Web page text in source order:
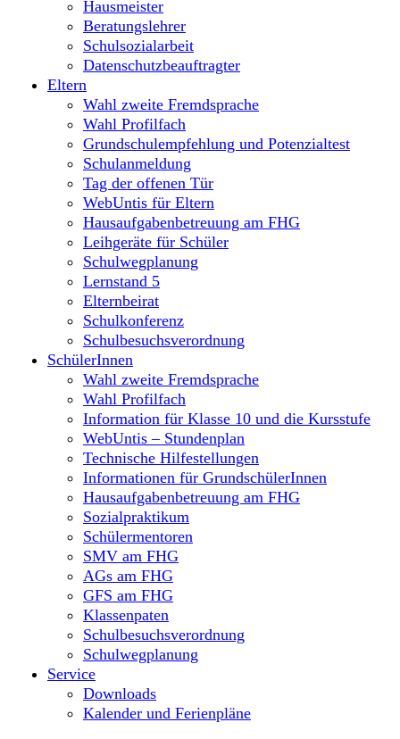
Hausmeister
Beratungslehrer
Schulsozialarbeit
Datenschutzbeauftragter
Eltern
Wahl zweite Fremdsprache
Wahl Profilfach
Grundschulempfehlung und Potenzialtest
Schulanmeldung
Tag der offenen Tür
WebUntis für Eltern
Hausaufgabenbetreuung am FHG
Leihgeräte für Schüler
Schulwegplanung
Lernstand 5
Elternbeirat
Schulkonferenz
Schulbesuchsverordnung
SchülerInnen
Wahl zweite Fremdsprache
Wahl Profilfach
Information für Klasse 10 und die Kursstufe
WebUntis – Stundenplan
Technische Hilfestellungen
Informationen für GrundschülerInnen
Hausaufgabenbetreuung am FHG
Sozialpraktikum
Schülermentoren
SMV am FHG
AGs am FHG
GFS am FHG
Klassenpaten
Schulbesuchsverordnung
Schulwegplanung
Service
Downloads
Kalender und Ferienpläne